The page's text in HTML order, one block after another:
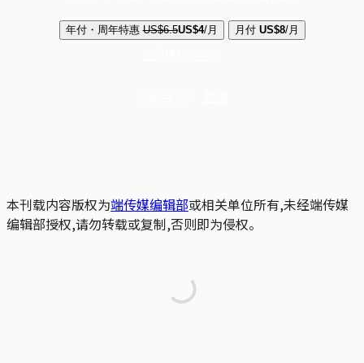
年付・周年特惠 US$6.5US$4/月 月付 US$8/月
本刊载内容版权为端传媒编辑部或相关单位所有,未经端传媒
编辑部授权,请勿转载或复制,否则即为侵权。